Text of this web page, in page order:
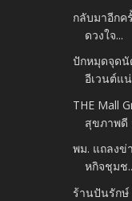
กลับมาอีกค
ดวงใจ...
ปักหมุดจุด
อีเวนต์แน่
THE Mall
สุขภาพดี
พม. แถลงข่
หกิจชุมช
ร้านปันรักษ์